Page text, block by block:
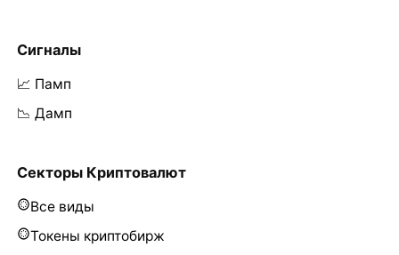
Сигналы
📈 Памп
📉 Дамп
Секторы Криптовалют
Все виды
Токены криптобирж